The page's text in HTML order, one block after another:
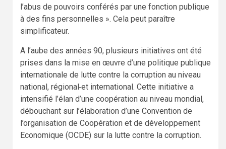
l’abus de pouvoirs conférés par une fonction publique
à des fins personnelles ». Cela peut paraître
simplificateur.
A l’aube des années 90, plusieurs initiatives ont été
prises dans la mise en œuvre d’une politique publique
internationale de lutte contre la corruption au niveau
national, régional et international. Cette initiative a
intensifié l’élan d’une coopération au niveau mondial,
débouchant sur l’élaboration d’une Convention de
l’organisation de Coopération et de développement
Economique (OCDE) sur la lutte contre la corruption.